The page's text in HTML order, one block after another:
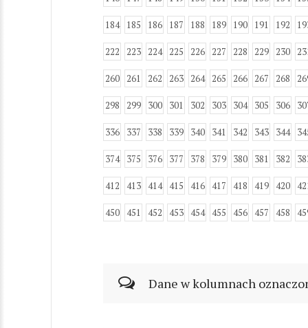
184 185 186 187 188 189 190 191 192
222 223 224 225 226 227 228 229 230
260 261 262 263 264 265 266 267 268
298 299 300 301 302 303 304 305 306
336 337 338 339 340 341 342 343 344
374 375 376 377 378 379 380 381 382
412 413 414 415 416 417 418 419 420
450 451 452 453 454 455 456 457 458
Dane w kolumnach